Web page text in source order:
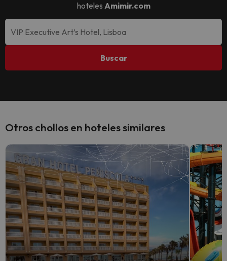
hoteles Amimir.com
Buscar
Otros chollos en hoteles similares